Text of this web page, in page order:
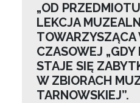
„OD
LEKCJA
TOWARZYSZĄCA
CZASOWEJ „GDY
STAJE SIĘ
W ZBIORACH
TARNOWSKIEJ”.